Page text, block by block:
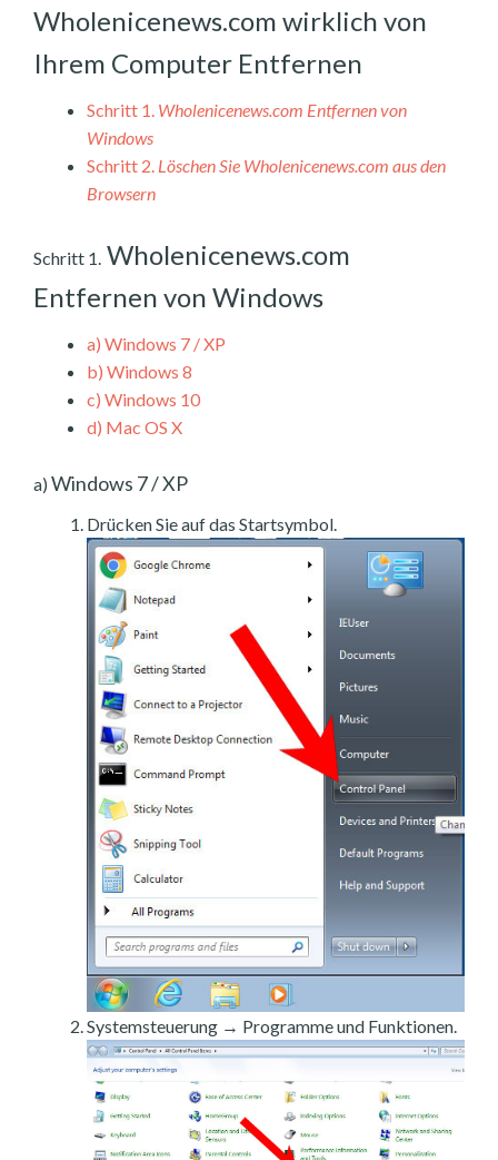
Wholenicenews.com wirklich von
Ihrem Computer Entfernen
Schritt 1. Wholenicenews.com Entfernen von
Windows
Schritt 2. Löschen Sie Wholenicenews.com aus den
Browsern
Schritt 1. Wholenicenews.com
Entfernen von Windows
a) Windows 7 / XP
b) Windows 8
c) Windows 10
d) Mac OS X
a) Windows 7 / XP
Drücken Sie auf das Startsymbol.
Systemsteuerung → Programme und Funktionen.